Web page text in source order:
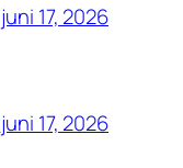
juni 17, 2026
juni 17, 2026